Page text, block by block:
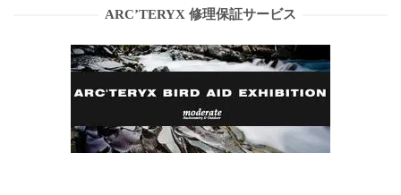
ARC’TERYX 修理保証サービス